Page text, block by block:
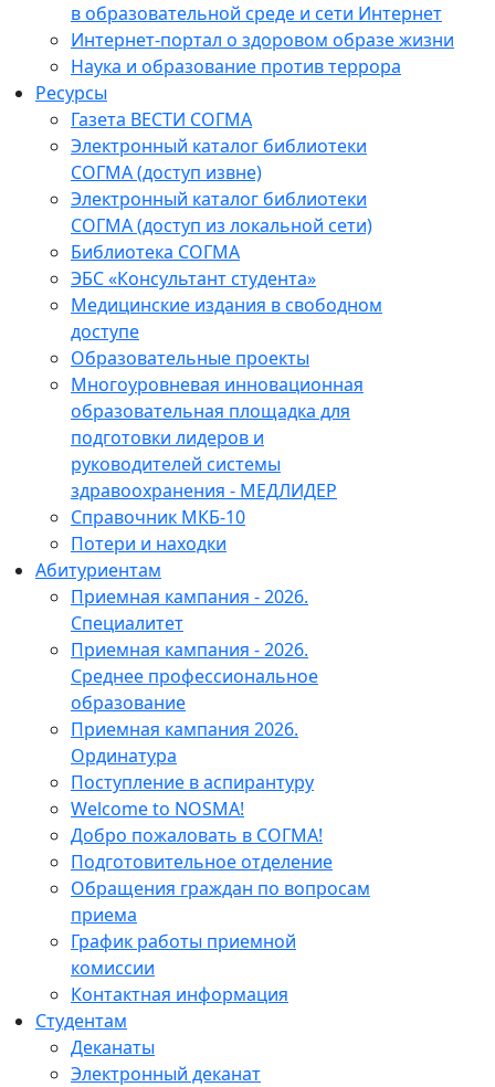
в образовательной среде и сети Интернет
Интернет-портал о здоровом образе жизни
Наука и образование против террора
Ресурсы
Газета ВЕСТИ СОГМА
Электронный каталог библиотеки
СОГМА (доступ извне)
Электронный каталог библиотеки
СОГМА (доступ из локальной сети)
Библиотека СОГМА
ЭБС «Консультант студента»
Медицинские издания в свободном
доступе
Образовательные проекты
Многоуровневая инновационная
образовательная площадка для
подготовки лидеров и
руководителей системы
здравоохранения - МЕДЛИДЕР
Справочник МКБ-10
Потери и находки
Абитуриентам
Приемная кампания - 2026.
Специалитет
Приемная кампания - 2026.
Среднее профессиональное
образование
Приемная кампания 2026.
Ординатура
Поступление в аспирантуру
Welcome to NOSMA!
Добро пожаловать в СОГМА!
Подготовительное отделение
Обращения граждан по вопросам
приема
График работы приемной
комиссии
Контактная информация
Студентам
Деканаты
Электронный деканат